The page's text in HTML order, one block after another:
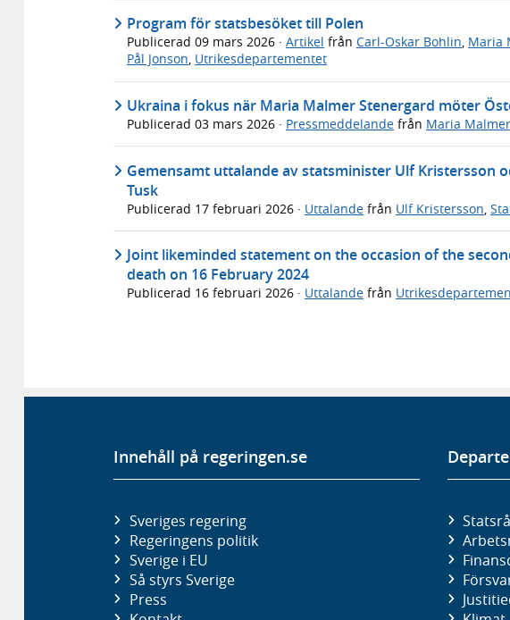
Program för statsbesöket till Polen
Publicerad 09 mars 2026 · Artikel från Carl-Oskar Bohlin, Maria
Pål Jonson, Utrikesdepartementet
Ukraina i fokus när Maria Malmer Stenergard möter
Publicerad 03 mars 2026 · Pressmeddelande från Maria
Gemensamt uttalande av statsminister Ulf Kristersson
Tusk
Publicerad 17 februari 2026 · Uttalande från Ulf Kristersson
Joint likeminded statement on the occasion of the
death on 16 February 2024
Publicerad 16 februari 2026 · Uttalande från
Innehåll på regeringen.se
Sveriges regering
Regeringens politik
Sverige i EU
Så styrs Sverige
Press